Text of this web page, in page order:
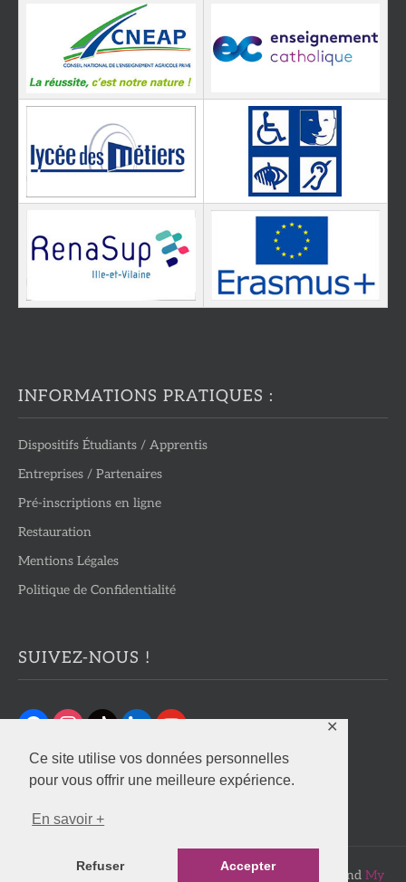
Ce site utilise vos données personnelles
pour vous offrir une meilleure expérience.
En savoir +
Refuser Accepter
✕
INFORMATIONS PRATIQUES :
Dispositifs Étudiants / Apprentis
Entreprises / Partenaires
Pré-inscriptions en ligne
Restauration
Mentions Légales
Politique de Confidentialité
SUIVEZ-NOUS !
Copyright © 2026 . Powered byWordPress and My